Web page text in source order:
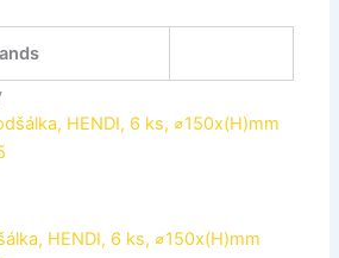
HENDI, 6 ks, ⌀150x(H)mm